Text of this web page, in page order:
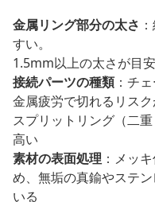
金属リング部分の太さ
すい。
1.5mm以上の太さが目安
接続パーツの種類：チェ
金属疲労で切れるリスク
スプリットリング（二
高い
素材の表面処理 ：メッ
め、無垢の真鍮やステ
いる